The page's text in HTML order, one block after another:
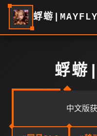
蜉蝣|MAYFLY
蜉蝣
中文版